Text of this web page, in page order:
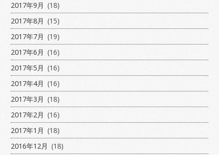
2017年9月 (18)
2017年8月 (15)
2017年7月 (19)
2017年6月 (16)
2017年5月 (16)
2017年4月 (16)
2017年3月 (18)
2017年2月 (16)
2017年1月 (18)
2016年12月 (18)